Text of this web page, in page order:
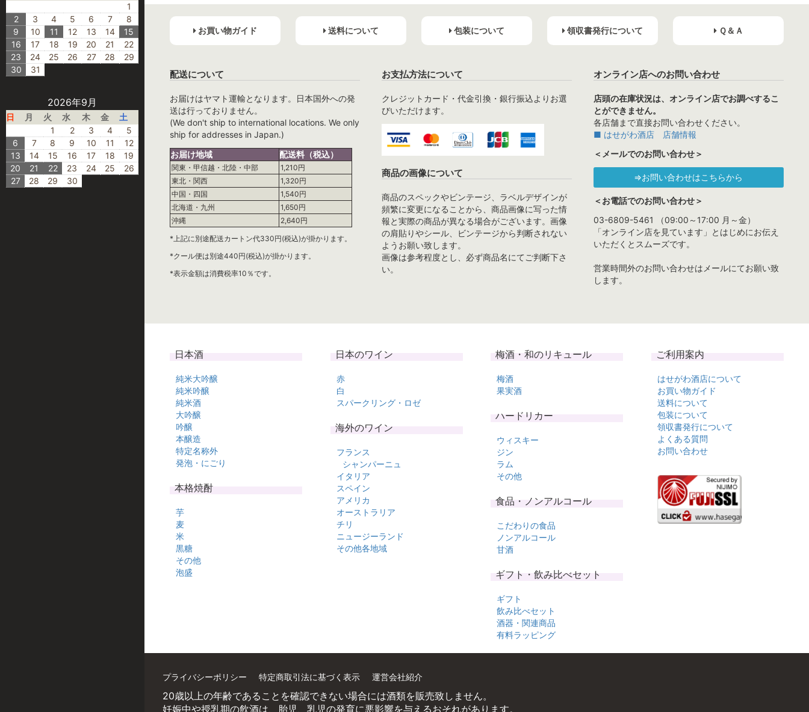
1
2
3 4 5 6 7
8
9
10 11 12 13 14
15
16
17 18 19 20 21
22
23
24 25 26 27 28
29
30
31
2026年9月
日 月 火 水 木 金
土
1
2 3 4
5
6
7 8 9 10 11
12
13
14 15 16 17 18
19
20
21 22 23 24 25
26
27
28 29 30
お買い物ガイド 送料について 包装について 領収書発行について Ｑ＆Ａ
配送について
お届けはヤマト運輸となります。日本国外への発
送は行っておりません。
(We don't ship to international locations. We only
ship for addresses in Japan.)
お届け地域
配送料（税込）
関東・甲信越・北陸・中部
1,210円
東北・関西
1,320円
中国・四国
1,540円
北海道・九州
1,650円
沖縄
2,640円
*上記に別途配送カートン代330円(税込)が掛かります。
*クール便は別途440円(税込)が掛かります。
*表示金額は消費税率10％です。
お支払方法について
クレジットカード・代金引換・銀行振込よりお選
びいただけます。
商品の画像について
商品のスペックやビンテージ、ラベルデザインが
頻繁に変更になることから、商品画像に写った情
報と実際の商品が異なる場合がございます。画像
の肩貼りやシール、ビンテージから判断されない
ようお願い致します。
画像は参考程度とし、必ず商品名にてご判断下さ
い。
オンライン店へのお問い合わせ
店頭の在庫状況は、オンライン店でお調べするこ
とができません。
各店舗まで直接お問い合わせください。
■ はせがわ酒店 店舗情報
＜メールでのお問い合わせ＞
⇒お問い合わせはこちらから
＜お電話でのお問い合わせ＞
03-6809-5461 （09:00～17:00 月～金）
「オンライン店を見ています」とはじめにお伝え
いただくとスムーズです。
営業時間外のお問い合わせはメールにてお願い致
します。
日本酒
純米大吟醸
純米吟醸
純米酒
大吟醸
吟醸
本醸造
特定名称外
発泡・にごり
本格焼酎
芋
麦
米
黒糖
その他
泡盛
日本のワイン
赤
白
スパークリング・ロゼ
海外のワイン
フランス
シャンパーニュ
イタリア
スペイン
アメリカ
オーストラリア
チリ
ニュージーランド
その他各地域
梅酒・和のリキュール
梅酒
果実酒
ハードリカー
ウィスキー
ジン
ラム
その他
食品・ノンアルコール
こだわりの食品
ノンアルコール
甘酒
ギフト・飲み比べセット
ギフト
飲み比べセット
酒器・関連商品
有料ラッピング
ご利用案内
はせがわ酒店について
お買い物ガイド
送料について
包装について
領収書発行について
よくある質問
お問い合わせ
プライバシーポリシー 特定商取引法に基づく表示 運営会社紹介
20歳以上の年齢であることを確認できない場合には酒類を販売致しません。
妊娠中や授乳期の飲酒は、胎児、乳児の発育に悪影響を与えるおそれがあります。